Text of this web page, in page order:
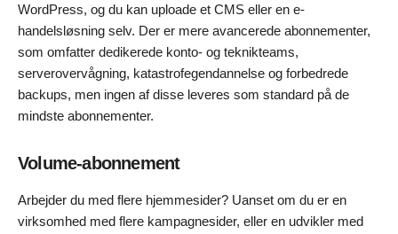
WordPress, og du kan uploade et CMS eller en e-
handelsløsning selv. Der er mere avancerede abonnementer,
som omfatter dedikerede konto- og teknikteams,
serverovervågning, katastrofegendannelse og forbedrede
backups, men ingen af disse leveres som standard på de
mindste abonnementer.
Volume-abonnement
Arbejder du med flere hjemmesider? Uanset om du er en
virksomhed med flere kampagnesider, eller en udvikler med